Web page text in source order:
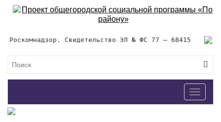
Роскомнадзор. Свидетельство ЭЛ № ФС 77 – 68415
Toggle